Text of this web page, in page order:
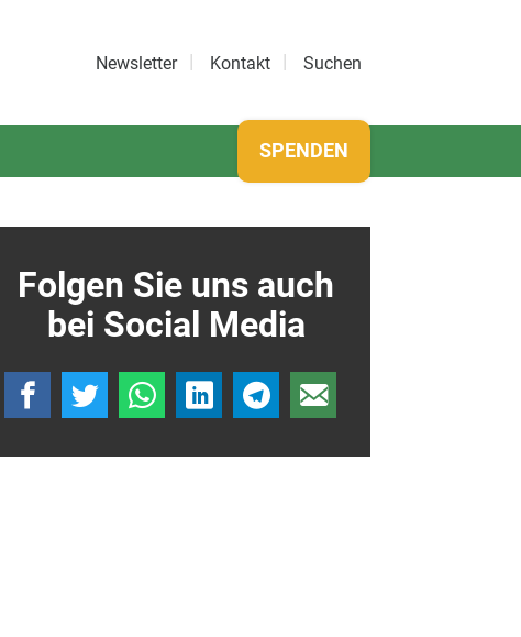
Newsletter Kontakt Suchen
SPENDEN
Folgen Sie uns auch
bei Social Media